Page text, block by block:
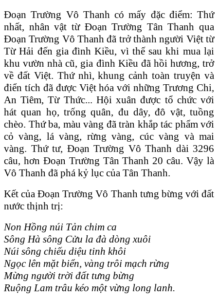
Đoạn Trường Vô Thanh có mấy đặc điểm: Thứ
nhất, nhân vật từ Đoạn Trường Tân Thanh qua
Đoạn Trường Vô Thanh đã trở thành người Việt từ
Từ Hải đến gia đình Kiều, vì thế sau khi mua lại
khu vườn nhà cũ, gia đình Kiều đã hồi hương, trở
về đất Việt. Thứ nhì, khung cảnh toàn truyện và
điển tích đã được Việt hóa với những Trương Chi,
An Tiêm, Từ Thức... Hội xuân được tổ chức với
hát quan họ, trống quân, đu dây, đô vật, tuồng
chèo. Thứ ba, màu vàng đã tràn khắp tác phẩm với
cỏ vàng, lá vàng, rừng vàng, cúc vàng và mai
vàng. Thứ tư, Đoạn Trường Vô Thanh dài 3296
câu, hơn Đoạn Trường Tân Thanh 20 câu. Vậy là
Vô Thanh đã phá kỷ lục của Tân Thanh.
Kết của Đoạn Trường Vô Thanh tưng bừng với đất
nước thịnh trị:
Non Hồng núi Tản chim ca
Sông Hà sông Cửu la đà dòng xuôi
Núi sông chiếu diệu tinh khôi
Ngọc lên mặt biển, vàng trôi mạch rừng
Mừng người trời đất tưng bừng
Ruộng Lam trâu kéo một vừng long lanh.